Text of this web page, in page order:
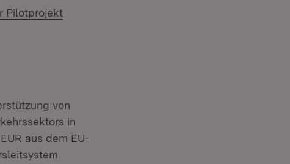
Pilotprojekt
von
in
aus dem EU-